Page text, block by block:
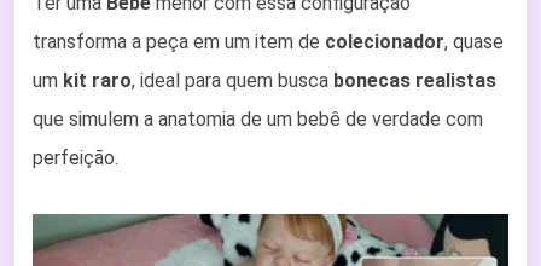
transforma a peça em um item de colecionador, quase
um kit raro, ideal para quem busca bonecas realistas
que simulem a anatomia de um bebê de verdade com
perfeição.